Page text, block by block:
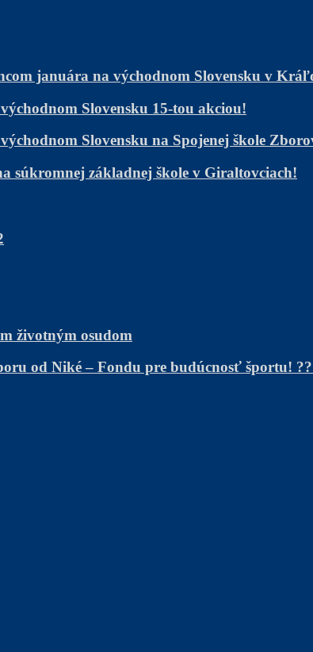
januára na východnom Slovensku v
Slovensku 15-tou akciou!
Slovensku na Spojenej škole
súkromnej základnej škole v Giraltovciach!
životným osudom
od Niké – Fondu pre budúcnosť športu!